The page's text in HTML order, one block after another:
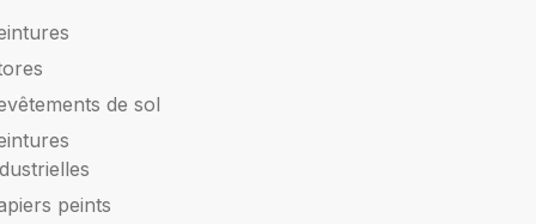
de sol
peints